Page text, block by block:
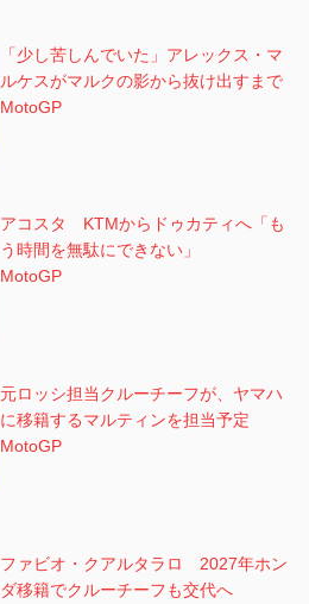
「少し苦しんでいた」アレックス・マ
ルケスがマルクの影から抜け出すまで
MotoGP
アコスタ KTMからドゥカティへ「も
う時間を無駄にできない」
MotoGP
元ロッシ担当クルーチーフが、ヤマハ
に移籍するマルティンを担当予定
MotoGP
ファビオ・クアルタラロ 2027年ホン
ダ移籍でクルーチーフも交代へ